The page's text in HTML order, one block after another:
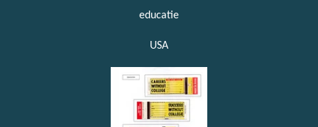
educatie
USA